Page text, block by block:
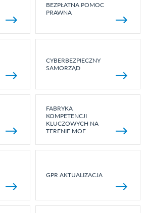
BEZPŁATNA POMOC
PRAWNA
CYBERBEZPIECZNY
SAMORZĄD
FABRYKA
KOMPETENCJI
KLUCZOWYCH NA
TERENIE MOF
GPR AKTUALIZACJA